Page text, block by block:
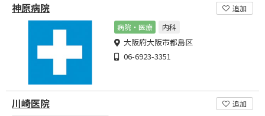
神原病院
追加
病院・医療
内科
大阪府大阪市都島区
06-6923-3351
川崎医院
追加